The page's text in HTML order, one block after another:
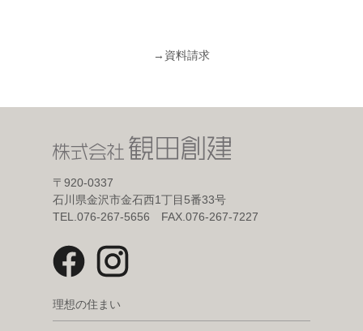
→ 資料請求
〒920-0337
石川県金沢市金石西1丁目5番33号
TEL.076-267-5656 FAX.076-267-7227
理想の住まい